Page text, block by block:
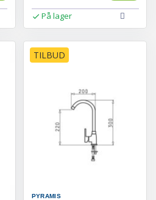
På lager
TILBUD
PYRAMIS